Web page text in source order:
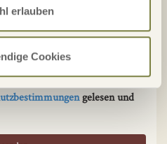
erlauben
Cookies
gelesen und